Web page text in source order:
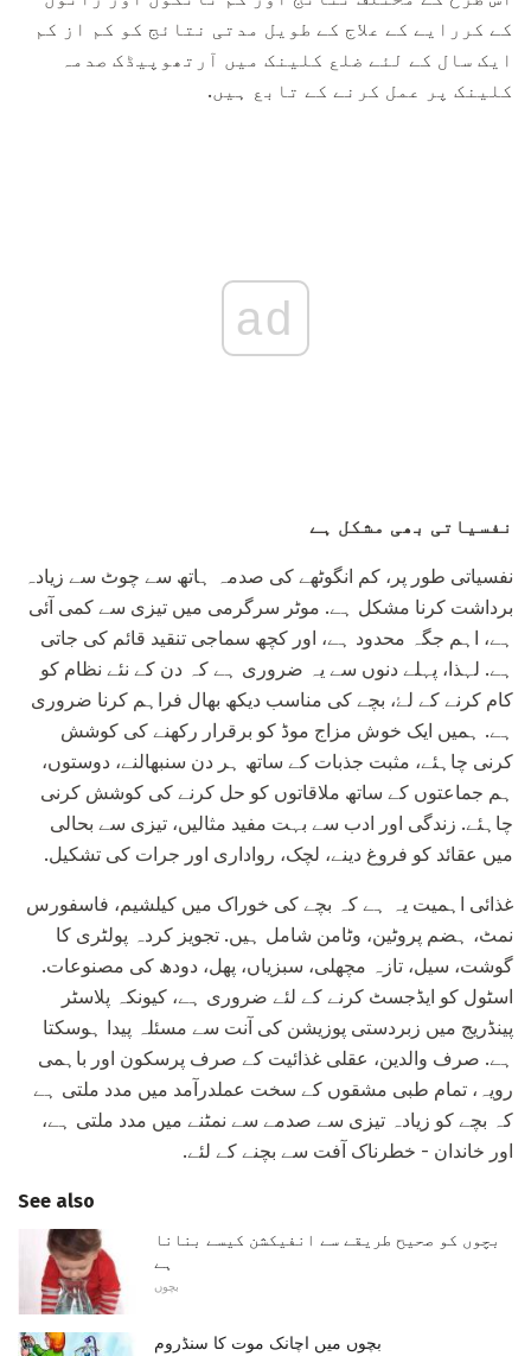
کے کررایے کے علاج کے طویل مدتی نتائج کو کم از کم
ایک سال کے لئے ضلع کلینک میں آرتھوپیڈک صدمہ
کلینک پر عمل کرنے کے تابع ہیں.
ad
نفسیاتی بھی مشکل ہے
نفسیاتی طور پر، کم انگوٹھے کی صدمہ ہاتھ سے چوٹ سے زیادہ
برداشت کرنا مشکل ہے. موٹر سرگرمی میں تیزی سے کمی آئی
ہے، اہم جگہ محدود ہے، اور کچھ سماجی تنقید قائم کی جاتی
ہے. لہذا، پہلے دنوں سے یہ ضروری ہے کہ دن کے نئے نظام کو
کام کرنے کے لۓ، بچے کی مناسب دیکھ بھال فراہم کرنا ضروری
ہے. ہمیں ایک خوش مزاج موڈ کو برقرار رکھنے کی کوشش
کرنی چاہئے، مثبت جذبات کے ساتھ ہر دن سنبھالنے، دوستوں،
ہم جماعتوں کے ساتھ ملاقاتوں کو حل کرنے کی کوشش کرنی
چاہئے. زندگی اور ادب سے بہت مفید مثالیں، تیزی سے بحالی
میں عقائد کو فروغ دینے، لچک، رواداری اور جرات کی تشکیل.
غذائی اہمیت یہ ہے کہ بچے کی خوراک میں کیلشیم، فاسفورس
نمٹ، ہضم پروٹین، وٹامن شامل ہیں. تجویز کردہ پولٹری کا
گوشت، سیل، تازہ مچھلی، سبزیاں، پھل، دودھ کی مصنوعات.
اسٹول کو ایڈجسٹ کرنے کے لئے ضروری ہے، کیونکہ پلاسٹر
پینڈریج میں زبردستی پوزیشن کی آنت سے مسئلہ پیدا ہوسکتا
ہے. صرف والدین، عقلی غذائیت کے صرف پرسکون اور باہمی
رویہ، تمام طبی مشقوں کے سخت عملدرآمد میں مدد ملتی ہے
کہ بچے کو زیادہ تیزی سے صدمے سے نمٹنے میں مدد ملتی ہے،
اور خاندان - خطرناک آفت سے بچنے کے لئے.
See also
بچوں کو صحیح طریقے سے انفیکشن کیسے بنانا
ہے
بچوں
بچوں میں اچانک موت کا سنڈروم